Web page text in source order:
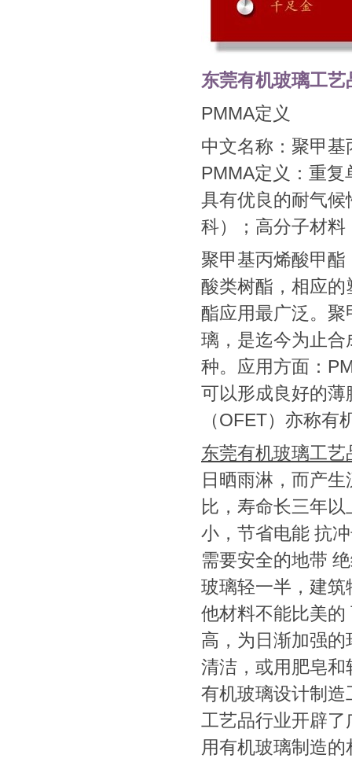
东莞有机玻璃工艺
PMMA定义
中文名称：聚甲
PMMA定义：重
具有优良的耐气
科）；高分子材
聚甲基丙烯酸甲
酸类树酯，相应
酯应用最广泛。
璃，是迄今为止
种。应用方面：
可以形成良好的
（OFET）亦称
东莞有机玻璃工艺
日晒雨淋，而产
比，寿命长三年
小，节省电能 抗
需要安全的地带
玻璃轻一半，建
他材料不能比美
高，为日渐加强
清洁，或用肥皂
有机玻璃设计制
工艺品行业开辟
用有机玻璃制造